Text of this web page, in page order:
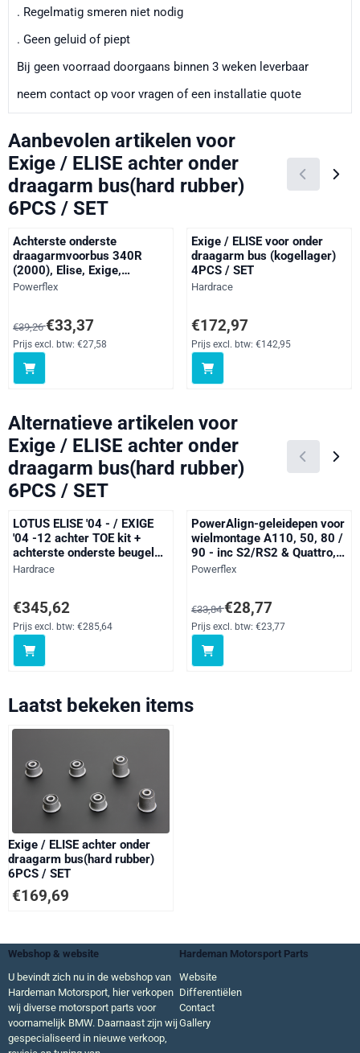
. Regelmatig smeren niet nodig
. Geen geluid of piept
Bij geen voorraad doorgaans binnen 3 weken leverbaar
neem contact op voor vragen of een installatie quote
Aanbevolen artikelen voor
Exige / ELISE achter onder
draagarm bus(hard rubber)
6PCS / SET
Achterste onderste
draagarmvoorbus 340R
(2000), Elise, Exige,
Roadster, VX220 (Opel
Merk:
Powerflex
Van 39,26 voor 33,37, exclusief btw: 27,58
€39,26€33,37
Prijs excl. btw: €27,58
Exige / ELISE voor onder
draagarm bus (kogellager)
4PCS / SET
Merk:
Hardrace
Prijs: 172,97, exclusief btw:
€172,97
Prijs excl. btw: €142,95
Alternatieve artikelen voor
Exige / ELISE achter onder
draagarm bus(hard rubber)
6PCS / SET
LOTUS ELISE '04 - / EXIGE
'04 -12 achter TOE kit +
achterste onderste beugel
(kogellager) - 3PCS / SET
Merk:
Hardrace
Prijs: 345,62, exclusief btw: 285,64
€345,62
Prijs excl. btw: €285,64
PowerAlign-geleidepen voor
wielmontage A110, 50, 80 /
90 - inc S2/RS2 & Quattro,
A2, 3 Series, 5 Series, 6
Z Series, BLS, C1, C1, Nemo
(2007-on), Dokker, Duster,
Lodgy, Logan I & II (2004 -
ON), San
Merk:
Powerflex
Van 33,84 voor 28,77, exclusief
€33,84€28,77
Prijs excl. btw: €23,77
Laatst bekeken items
Exige / ELISE achter onder
draagarm bus(hard rubber)
6PCS / SET
€169,69
Webshop & website
Hardeman Motorsport Parts
U bevindt zich nu in de webshop van
Hardeman Motorsport, hier verkopen
wij diverse motorsport parts voor
voornamelijk BMW. Daarnaast zijn wij
gespecialiseerd in nieuwe verkoop,
Website
Differentiëlen
Contact
Gallery